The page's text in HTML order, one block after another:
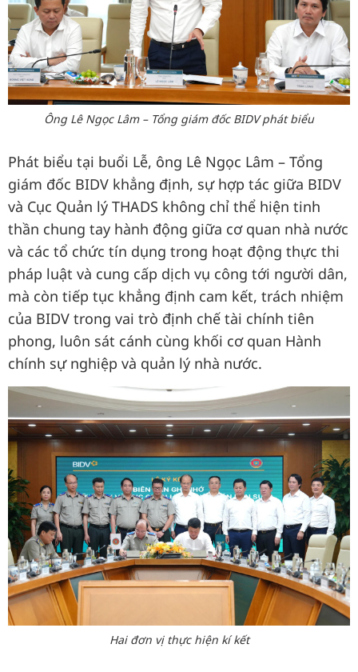
Ông Lê Ngọc Lâm – Tổng giám đốc BIDV phát biểu
Phát biểu tại buổi Lễ, ông Lê Ngọc Lâm – Tổng
giám đốc BIDV khẳng định, sự hợp tác giữa BIDV
và Cục Quản lý THADS không chỉ thể hiện tinh
thần chung tay hành động giữa cơ quan nhà nước
và các tổ chức tín dụng trong hoạt động thực thi
pháp luật và cung cấp dịch vụ công tới người dân,
mà còn tiếp tục khẳng định cam kết, trách nhiệm
của BIDV trong vai trò định chế tài chính tiên
phong, luôn sát cánh cùng khối cơ quan Hành
chính sự nghiệp và quản lý nhà nước.
Hai đơn vị thực hiện kí kết